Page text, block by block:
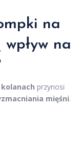
na
na
przynosi
mięśni.